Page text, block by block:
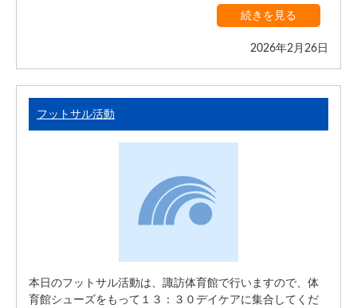
続きを見る
2026年2月26日
フットサル活動
本日のフットサル活動は、諏訪体育館で行いますので、体
育館シューズをもって１３：３０デイケアに集合してくだ